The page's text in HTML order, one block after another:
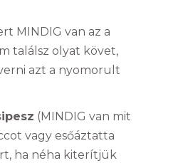
MINDIG van az a
találsz olyat követ,
azt a nyomorult
(MINDIG van mit
vagy esőáztatta
ha néha kiterítjük